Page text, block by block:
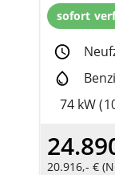
sofort
74 kW
20.916,- €